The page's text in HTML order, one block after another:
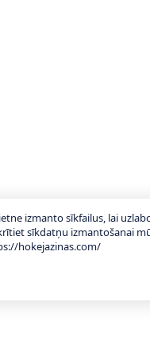
izmanto sīkfailus, lai
sīkdatņu izmantošanai
hokejazinas.com/